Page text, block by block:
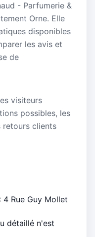
- Parfumerie &
Orne. Elle
disponibles
les avis et
de
visiteurs
possibles, les
retours clients
Rue Guy Mollet
détaillé n'est